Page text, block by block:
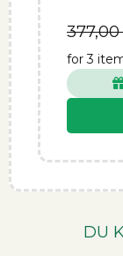
377,00
for 3
DU